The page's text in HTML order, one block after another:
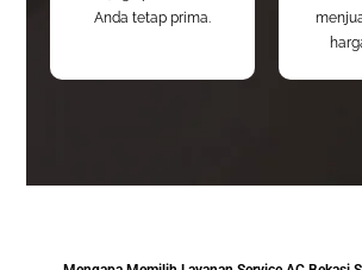
Anda tetap prima.